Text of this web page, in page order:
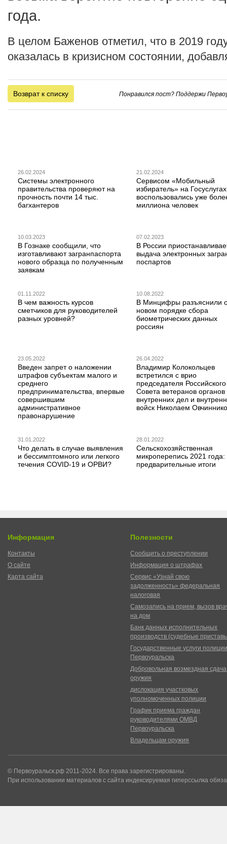
года.
В целом Баженов отметил, что в 2019
оказалась в кризисном состоянии,
Возврат к списку Понравился пост? Поддержи
26.02.2024
Системы электронного
правительства проверяют на
прочность почти 14 тыс.
багхантеров
21.02.2024
Сервисом «Мобильный
избиратель» на Госуслугах
воспользовались уже
миллиона человек
10.03.2023
В Гознаке сообщили, что
изготавливают загранпаспорта
нового образца по полученным
заявкам
07.02.2023
В России
выдача электронных
поспартов
01.11.2022
В чем важность курсов
сметчиков для руководителей
разных уровней?
10.08.2022
В Минцифры разъяснили
новом порядке сбора
биометрических данных
россиян
23.05.2022
Введен запрет о наложении
штрафов субъектам малого и
среднего
предпринимательства, впервые
совершившим
административное
правонарушение
26.04.2022
Владимир Колокольцев
встретился с врио
председателя Российского
Совета ветеранов органов
внутренних дел и
войск Николаем
31.01.2022
Что делать в случае выявления
и бессимптомного или легкого
течения COVID-19 и ОРВИ?
28.01.2022
Сельскохозяйственная
микроперепись 2021 года:
предварительные итоги
Информация
Контакты
О сайте
Карта сайта
Полезности
Сообщить о преступлении
Информация о штрафах
Сервис «Узнай свою
задолженность» федеральная
налоговая
Самозапись на прием, вызов
на дом
Банк данных исполнительных
производств (судебные
Государственные услуги
Первоуральска
Добровольная возмездная сдача
оружия
дислокация участковых
уполномоченных полиции
График приема граждан
руководителями ОМВД
Первоуральска
Владельцам оружия
© Первоуральск.рф 2011-2024. Все права зарегистрированы.
При использовании материалов с сайта индексируемая гиперссылка